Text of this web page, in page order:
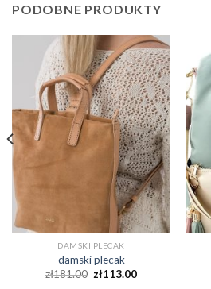
PODOBNE PRODUKTY
DAMSKI PLECAK
damski plecak
zł181.00 zł113.00